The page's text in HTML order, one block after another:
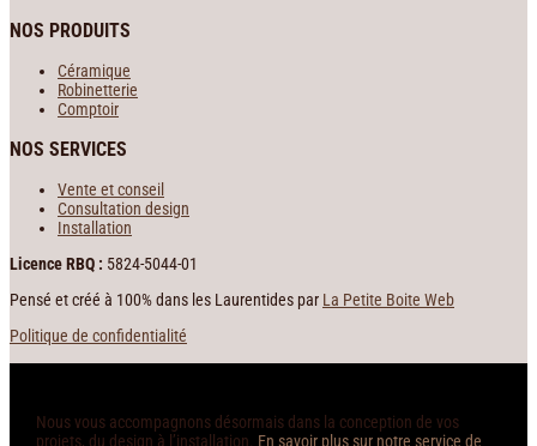
NOS PRODUITS
Céramique
Robinetterie
Comptoir
NOS SERVICES
Vente et conseil
Consultation design
Installation
Licence RBQ : 5824-5044-01
Pensé et créé à 100% dans les Laurentides par La Petite Boite Web
Politique de confidentialité
Nous vous accompagnons désormais dans la conception de vos
projets, du design à l’installation. En savoir plus sur notre service de